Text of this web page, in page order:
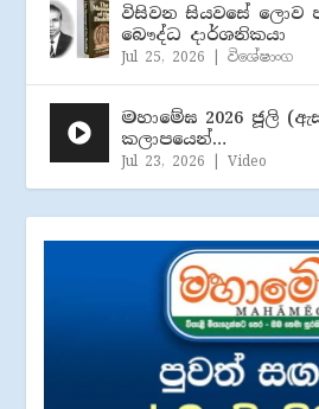
විසිවන සියවසේ ලොව
බෞද්ධ දාර්ශනිකයා
Jul 25, 2026 |විශේෂාංග
මහාමේඝ 2026 ජූලි
කලාපයෙන්…
Jul 23, 2026 |Video